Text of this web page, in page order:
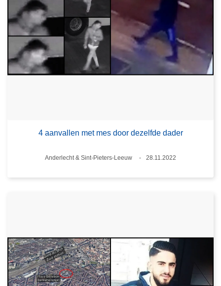
4 aanvallen met mes door dezelfde dader
Plaats
Anderlecht & Sint-Pieters-Leeuw
28.11.2022